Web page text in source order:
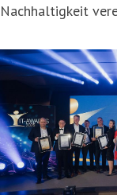
Nachhaltigkeit